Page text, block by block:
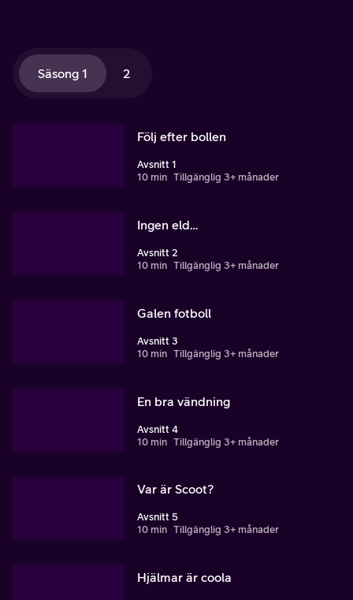
Säsong 1 2
Följ efter bollen
Avsnitt 1
10 min Tillgänglig 3+ månader
Ingen eld…
Avsnitt 2
10 min Tillgänglig 3+ månader
Galen fotboll
Avsnitt 3
10 min Tillgänglig 3+ månader
En bra vändning
Avsnitt 4
10 min Tillgänglig 3+ månader
Var är Scoot?
Avsnitt 5
10 min Tillgänglig 3+ månader
Hjälmar är coola